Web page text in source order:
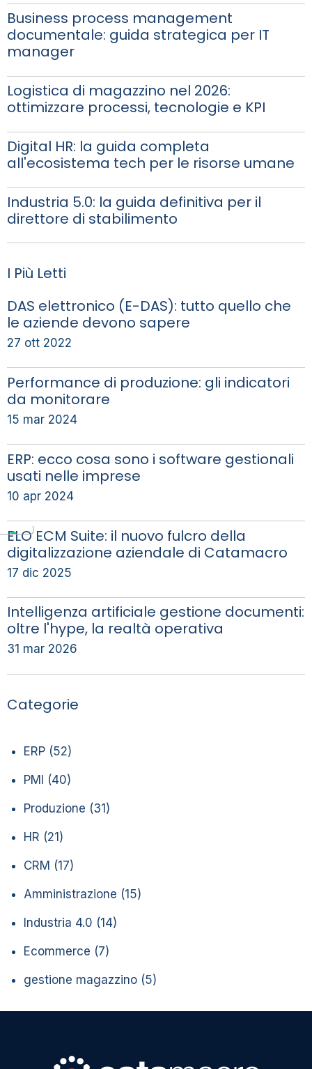
Business process management
documentale: guida strategica per IT
manager
Logistica di magazzino nel 2026:
ottimizzare processi, tecnologie e KPI
Digital HR: la guida completa
all'ecosistema tech per le risorse umane
Industria 5.0: la guida definitiva per il
direttore di stabilimento
I Più Letti
DAS elettronico (E-DAS): tutto quello che
le aziende devono sapere
27 ott 2022
Performance di produzione: gli indicatori
da monitorare
15 mar 2024
ERP: ecco cosa sono i software gestionali
usati nelle imprese
10 apr 2024
ELO ECM Suite: il nuovo fulcro della
digitalizzazione aziendale di Catamacro
17 dic 2025
Intelligenza artificiale gestione documenti:
oltre l'hype, la realtà operativa
31 mar 2026
Categorie
ERP (52)
PMI (40)
Produzione (31)
HR (21)
CRM (17)
Amministrazione (15)
Industria 4.0 (14)
Ecommerce (7)
gestione magazzino (5)